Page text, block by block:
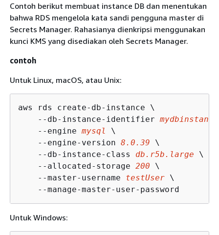
Contoh berikut membuat instance DB dan menentukan
bahwa RDS mengelola kata sandi pengguna master di
Secrets Manager. Rahasianya dienkripsi menggunakan
kunci KMS yang disediakan oleh Secrets Manager.
contoh
Untuk Linux, macOS, atau Unix:
aws rds create-db-instance \
    --db-instance-identifier
mydbinstance
    --engine
mysql
\
    --engine-version
8.0.39 \
    --db-instance-class
db.r5b.large \
    --allocated-storage
200 \
    --master-username
testUser \
    --manage-master-user-password
Untuk Windows: